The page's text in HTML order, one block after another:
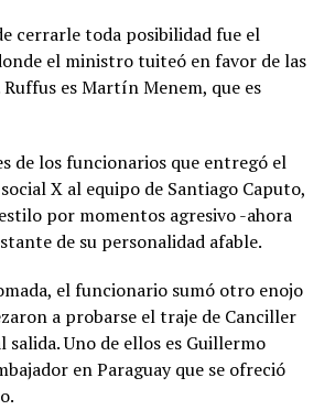
cerrarle toda posibilidad fue el
el ministro tuiteó en favor de las
Ruffus es Martín Menem, que es
de los funcionarios que entregó el
X al equipo de Santiago Caputo,
por momentos agresivo -ahora
de su personalidad afable.
el funcionario sumó otro enojo
a probarse el traje de Canciller
salida. Uno de ellos es Guillermo
en Paraguay que se ofreció